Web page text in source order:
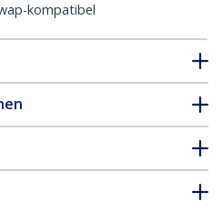
kompatibel